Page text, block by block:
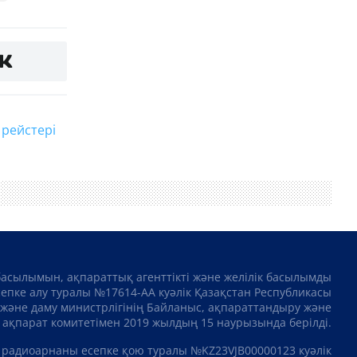
ақпараттық агенттікті және желілік басылымды
алу туралы №17614-АА куәлік Қазақстан Республикасы
даму министрлігінің Байланыс, ақпараттандыру және
ақпарат комитетімен 2019 жылдың 15 наурызында берілді.
есепке қою туралы №KZ23VJB00000123 куәлік